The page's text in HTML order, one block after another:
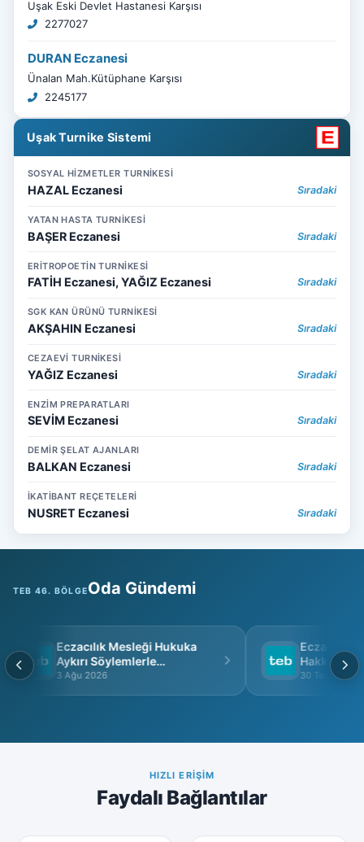
Uşak Eski Devlet Hastanesi Karşısı
2277027
DURAN Eczanesi
Ünalan Mah.Kütüphane Karşısı
2245177
Uşak Turnike Sistemi
SOSYAL HİZMETLER TURNİKESİ
HAZAL Eczanesi Sıradaki
YATAN HASTA TURNİKESİ
BAŞER Eczanesi Sıradaki
ERİTROPOETİN TURNİKESİ
FATİH Eczanesi, YAĞIZ Eczanesi Sıradaki
SGK KAN ÜRÜNÜ TURNİKESİ
AKŞAHIN Eczanesi Sıradaki
CEZAEVİ TURNİKESİ
YAĞIZ Eczanesi Sıradaki
ENZİM PREPARATLARI
SEVİM Eczanesi Sıradaki
DEMİR ŞELAT AJANLARI
BALKAN Eczanesi Sıradaki
İKATİBANT REÇETELERİ
NUSRET Eczanesi Sıradaki
TEB 46. BÖLGEOda Gündemi
Eczacılık Mesleği Hukuka
Aykırı Söylemlerle
İtibarsızlaştırılamaz
3 Ağu 2026
Eczacı
Hakkında
30 Tem 2026
HIZLI ERIŞIM
Faydalı Bağlantılar